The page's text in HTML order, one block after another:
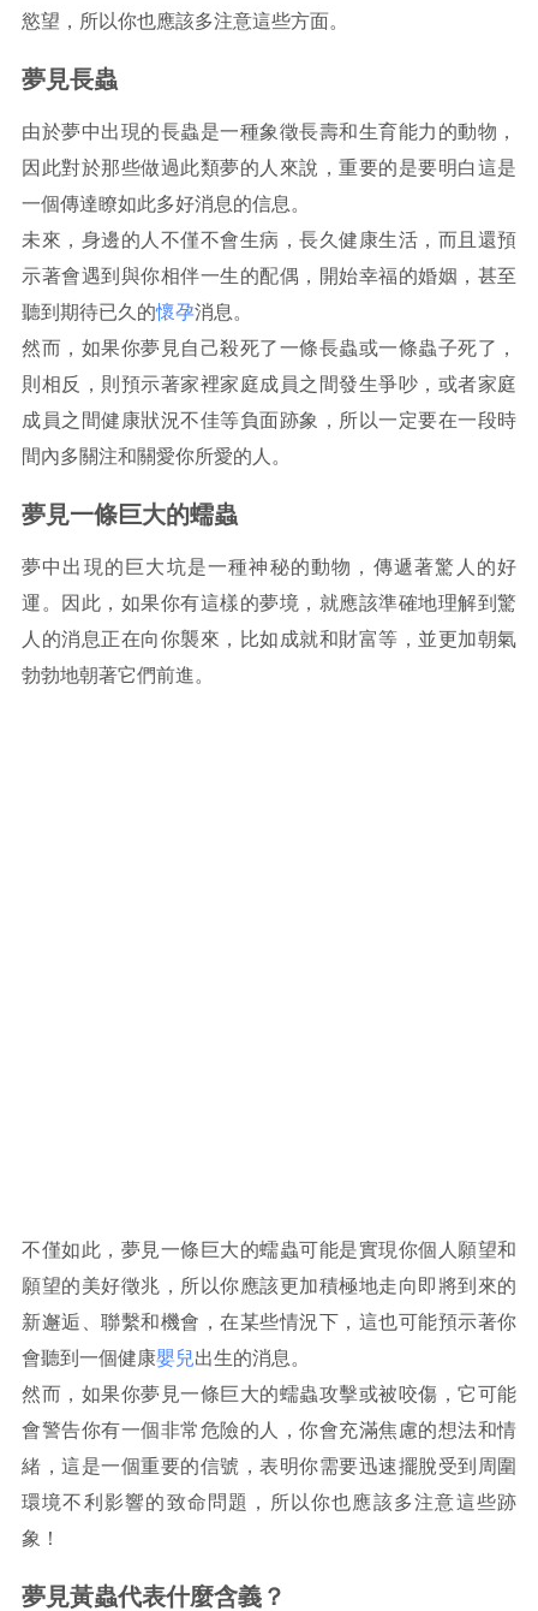
慾望，所以你也應該多注意這些方面。
夢見長蟲
由於夢中出現的長蟲是一種象徵長壽和生育能力的動物，
因此對於那些做過此類夢的人來說，重要的是要明白這是
一個傳達瞭如此多好消息的信息。
未來，身邊的人不僅不會生病，長久健康生活，而且還預
示著會遇到與你相伴一生的配偶，開始幸福的婚姻，甚至
聽到期待已久的懷孕消息。
然而，如果你夢見自己殺死了一條長蟲或一條蟲子死了，
則相反，則預示著家裡家庭成員之間發生爭吵，或者家庭
成員之間健康狀況不佳等負面跡象，所以一定要在一段時
間內多關注和關愛你所愛的人。
夢見一條巨大的蠕蟲
夢中出現的巨大坑是一種神秘的動物，傳遞著驚人的好
運。因此，如果你有這樣的夢境，就應該準確地理解到驚
人的消息正在向你襲來，比如成就和財富等，並更加朝氣
勃勃地朝著它們前進。
不僅如此，夢見一條巨大的蠕蟲可能是實現你個人願望和
願望的美好徵兆，所以你應該更加積極地走向即將到來的
新邂逅、聯繫和機會，在某些情況下，這也可能預示著你
會聽到一個健康嬰兒出生的消息。
然而，如果你夢見一條巨大的蠕蟲攻擊或被咬傷，它可能
會警告你有一個非常危險的人，你會充滿焦慮的想法和情
緒，這是一個重要的信號，表明你需要迅速擺脫受到周圍
環境不利影響的致命問題，所以你也應該多注意這些跡
象！
夢見黃蟲代表什麼含義？